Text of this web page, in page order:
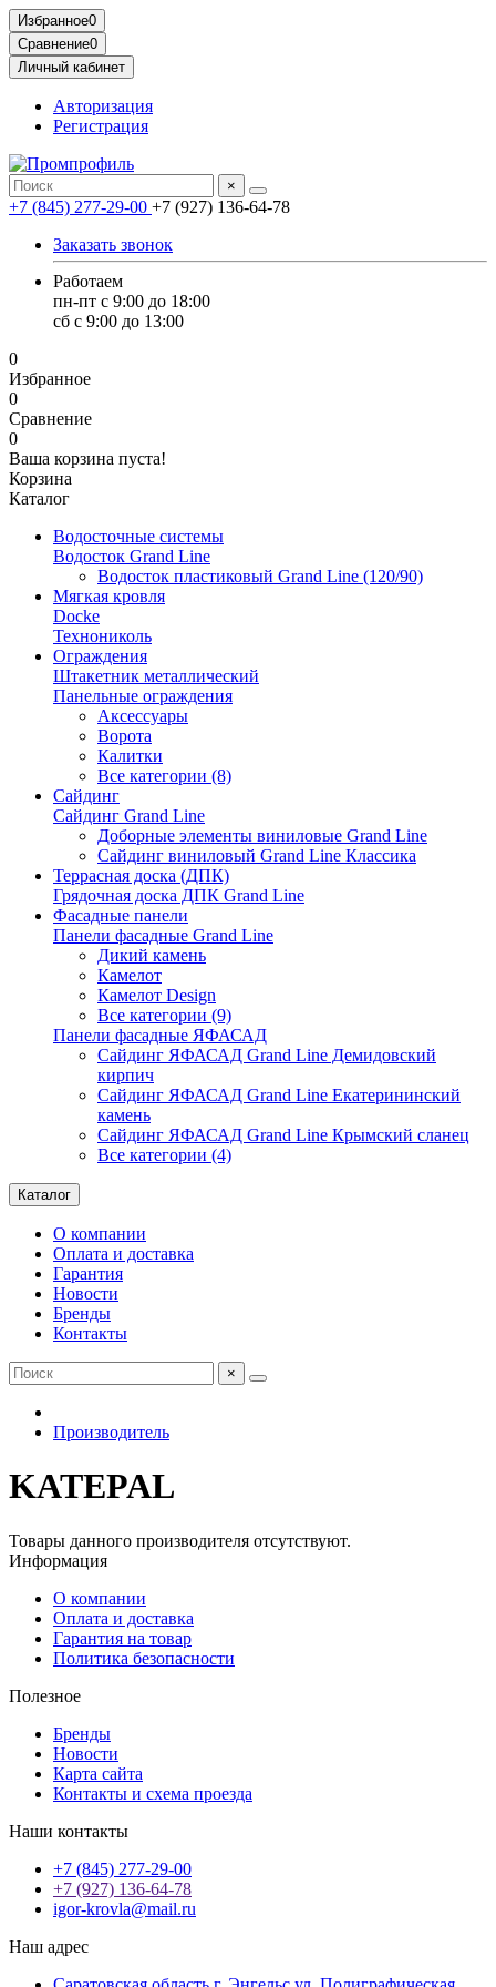
Избранное0
Сравнение0
Личный кабинет
Авторизация
Регистрация
×
+7 (845) 277-29-00 +7 (927) 136-64-78
Заказать звонок
Работаем
пн-пт с 9:00 до 18:00
сб с 9:00 до 13:00
0
Избранное
0
Сравнение
0
Ваша корзина пуста!
Корзина
Каталог
Водосточные системы
Водосток Grand Line
Водосток пластиковый Grand Line (120/90)
Мягкая кровля
Docke
Технониколь
Ограждения
Штакетник металлический
Панельные ограждения
Аксессуары
Ворота
Калитки
Все категории (8)
Сайдинг
Сайдинг Grand Line
Доборные элементы виниловые Grand Line
Сайдинг виниловый Grand Line Классика
Террасная доска (ДПК)
Грядочная доска ДПК Grand Line
Фасадные панели
Панели фасадные Grand Line
Дикий камень
Камелот
Камелот Design
Все категории (9)
Панели фасадные ЯФАСАД
Сайдинг ЯФАСАД Grand Line Демидовский
кирпич
Сайдинг ЯФАСАД Grand Line Екатерининский
камень
Сайдинг ЯФАСАД Grand Line Крымский сланец
Все категории (4)
Каталог
О компании
Оплата и доставка
Гарантия
Новости
Бренды
Контакты
×
Производитель
KATEPAL
Товары данного производителя отсутствуют.
Информация
О компании
Оплата и доставка
Гарантия на товар
Политика безопасности
Полезное
Бренды
Новости
Карта сайта
Контакты и схема проезда
Наши контакты
+7 (845) 277-29-00
+7 (927) 136-64-78
igor-krovla@mail.ru
Наш адрес